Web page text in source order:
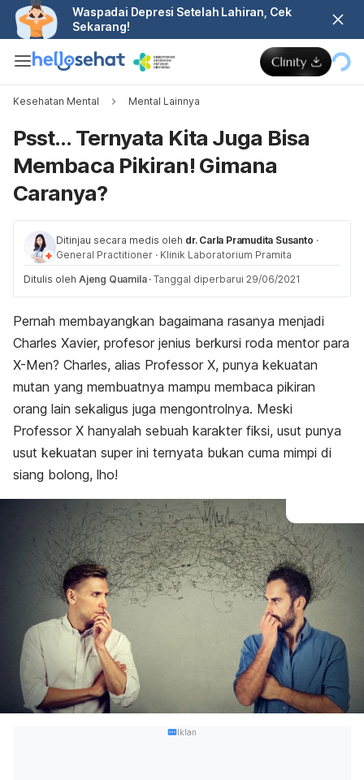
Waspadai Depresi Setelah Lahiran, Cek
Sekarang!
Kesehatan Mental Mental Lainnya
Psst… Ternyata Kita Juga Bisa
Membaca Pikiran! Gimana
Caranya?
Ditinjau secara medis oleh dr. Carla Pramudita Susanto ·
General Practitioner · Klinik Laboratorium Pramita
Ditulis oleh Ajeng Quamila · Tanggal diperbarui 29/06/2021
Pernah membayangkan bagaimana rasanya menjadi
Charles Xavier, profesor jenius berkursi roda mentor para
X-Men? Charles, alias Professor X, punya kekuatan
mutan yang membuatnya mampu membaca pikiran
orang lain sekaligus juga mengontrolnya. Meski
Professor X hanyalah sebuah karakter fiksi, usut punya
usut kekuatan super ini ternyata bukan cuma mimpi di
siang bolong, lho!
Iklan